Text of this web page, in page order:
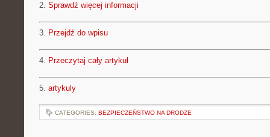
2. Sprawdź więcej informacji
3. Przejdź do wpisu
4. Przeczytaj cały artykuł
5. artykuly
CATEGORIES: BEZPIECZEŃSTWO NA DRODZE